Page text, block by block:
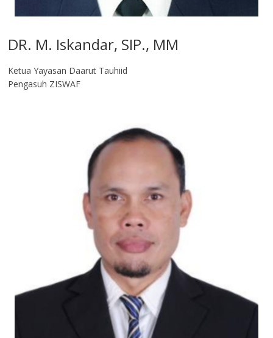
DR. M. Iskandar, SIP., MM
Ketua Yayasan Daarut Tauhiid
Pengasuh ZISWAF